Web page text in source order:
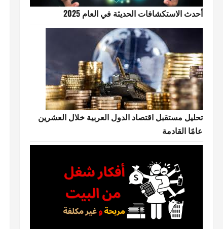
أحدث الاستكشافات الحديثة في العام 2025
تحليل مستقبل اقتصاد الدول العربية خلال العشرين
عامًا القادمة